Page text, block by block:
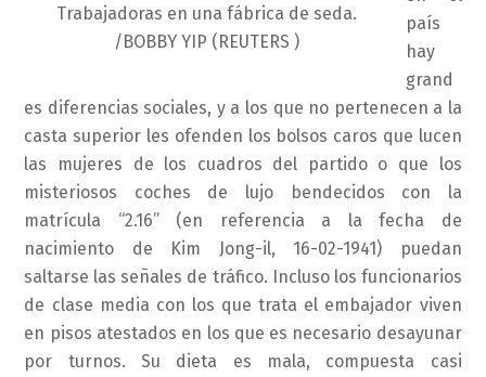
Trabajadoras en una fábrica de seda.
/BOBBY YIP (REUTERS )
país
hay
grand
es diferencias sociales, y a los que no pertenecen a la
casta superior les ofenden los bolsos caros que lucen
las mujeres de los cuadros del partido o que los
misteriosos coches de lujo bendecidos con la
matrícula “2.16” (en referencia a la fecha de
nacimiento de Kim Jong-il, 16-02-1941) puedan
saltarse las señales de tráfico. Incluso los funcionarios
de clase media con los que trata el embajador viven
en pisos atestados en los que es necesario desayunar
por turnos. Su dieta es mala, compuesta casi